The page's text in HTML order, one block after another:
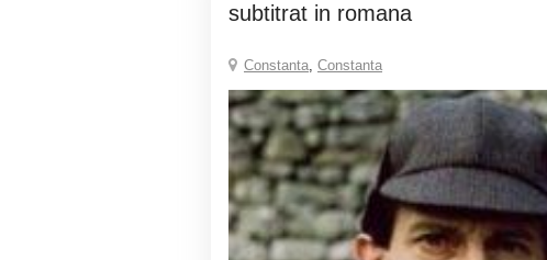
subtitrat in romana
Constanta, Constanta